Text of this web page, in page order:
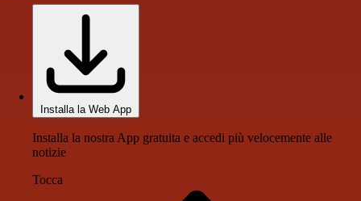
Installa la Web App
Installa la nostra App gratuita e accedi più velocemente alle
notizie
Tocca